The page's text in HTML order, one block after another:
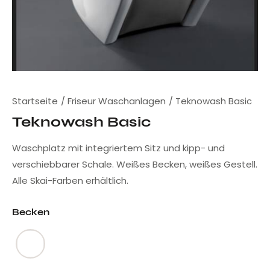
Startseite Friseur Waschanlagen Teknowash Basic
Teknowash Basic
Waschplatz mit integriertem Sitz und kipp- und
verschiebbarer Schale. Weißes Becken, weißes Gestell.
Alle Skai-Farben erhältlich.
Becken